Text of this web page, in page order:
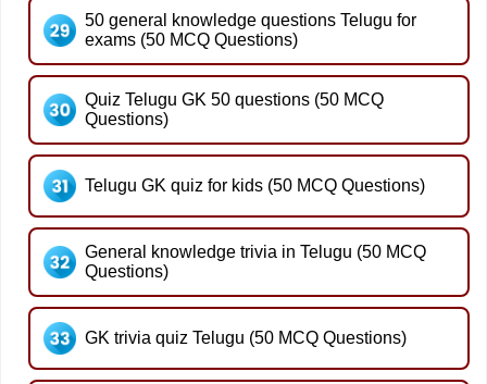
50 general knowledge questions Telugu for
exams (50 MCQ Questions)
Quiz Telugu GK 50 questions (50 MCQ
Questions)
Telugu GK quiz for kids (50 MCQ Questions)
General knowledge trivia in Telugu (50 MCQ
Questions)
GK trivia quiz Telugu (50 MCQ Questions)